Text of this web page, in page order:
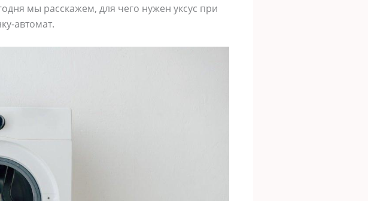
мы расскажем, для чего нужен уксус при
автомат.